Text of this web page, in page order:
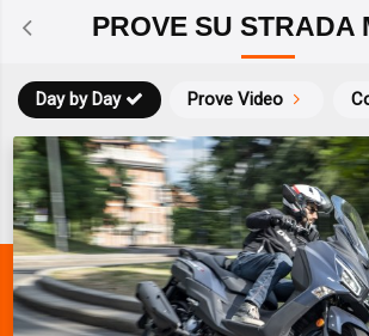
PROVE SU STRADA
Prove Video
Day by Day